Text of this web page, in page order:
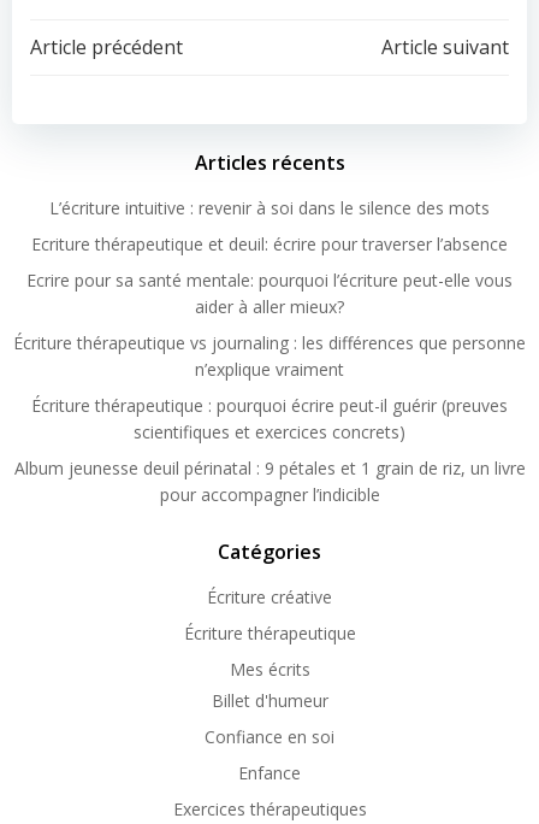
Article précédent Article suivant
Articles récents
L’écriture intuitive : revenir à soi dans le silence des mots
Ecriture thérapeutique et deuil: écrire pour traverser l’absence
Ecrire pour sa santé mentale: pourquoi l’écriture peut-elle vous
aider à aller mieux?
Écriture thérapeutique vs journaling : les différences que personne
n’explique vraiment
Écriture thérapeutique : pourquoi écrire peut-il guérir (preuves
scientifiques et exercices concrets)
Album jeunesse deuil périnatal : 9 pétales et 1 grain de riz, un livre
pour accompagner l’indicible
Catégories
Écriture créative
Écriture thérapeutique
Mes écrits
Billet d'humeur
Confiance en soi
Enfance
Exercices thérapeutiques